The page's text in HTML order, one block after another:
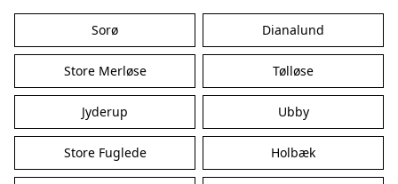
Sorø Dianalund
Store Merløse Tølløse
Jyderup Ubby
Store Fuglede Holbæk